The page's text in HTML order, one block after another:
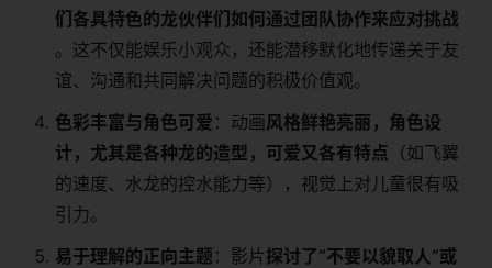
们各具特色的龙伙伴们如何通过团队协作来应对挑战​
。这不仅能娱乐小观众，还能潜移默化地传递关于友
谊、沟通和共同解决问题的积极价值观。
​色彩丰富与角色可爱​ ​：动画​​风格鲜艳亮丽，角色设
计，尤其是各种龙的造型，可爱又各有特点​ ​（如飞翼
的速度、水龙的控水能力等），视觉上对儿童很有吸
引力。
​易于理解的正向主题​ ​：影片​​探讨了“不要以貌取人”或